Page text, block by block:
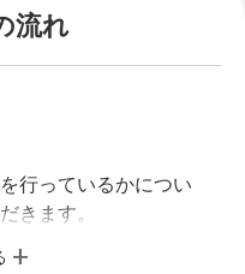
流れ
行っているかについ
きます。